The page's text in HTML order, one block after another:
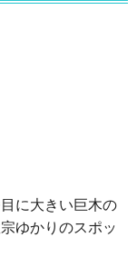
に大きい巨木の
ゆかりのスポッ